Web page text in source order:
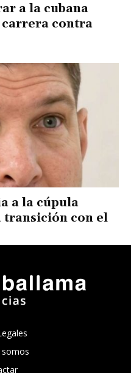
a la cubana
carrera contra
a la cúpula
transición con el
somos